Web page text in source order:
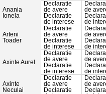
Anania
Ionela
Declaratie
de avere
Declaratie
de interese
de
de
Arteni
Toader
Declaratie
de avere
Declaratie
de interese
de
de
Axinte Aurel
Declaratie
de avere
Declaratie
de interese
de
de
Axinte
Neculai
Declaratie
de avere
Declaratie
de